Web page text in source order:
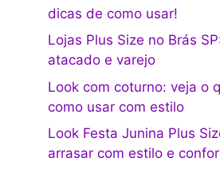
dicas de como usar!
Lojas Plus Size no Brás
atacado e varejo
Look com coturno: veja o
como usar com estilo
Look Festa Junina Plus
arrasar com estilo e